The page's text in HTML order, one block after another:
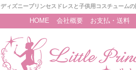
ディズニープリンセスドレスと子供用コスチューム
HOME 会社概要 お支払・送料